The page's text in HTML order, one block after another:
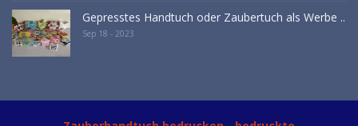
Gepresstes Handtuch oder Zaubertuch als Werbe ..
Sep 18 - 2023